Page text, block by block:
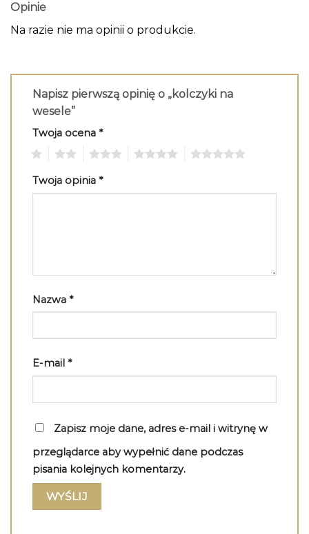
Opinie
Na razie nie ma opinii o produkcie.
Napisz pierwszą opinię o „kolczyki na
wesele”
Twoja ocena *
Twoja opinia *
Nazwa *
E-mail *
Zapisz moje dane, adres e-mail i witrynę w
przeglądarce aby wypełnić dane podczas
pisania kolejnych komentarzy.